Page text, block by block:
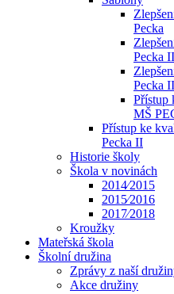
Pecka
Pecka II
Pecka
Přístup
MŠ
Přístup ke
Pecka II
Historie školy
Škola v novinách
2014⁄2015
2015⁄2016
2017⁄2018
Kroužky
Mateřská škola
Školní družina
Zprávy z naší
Akce družiny